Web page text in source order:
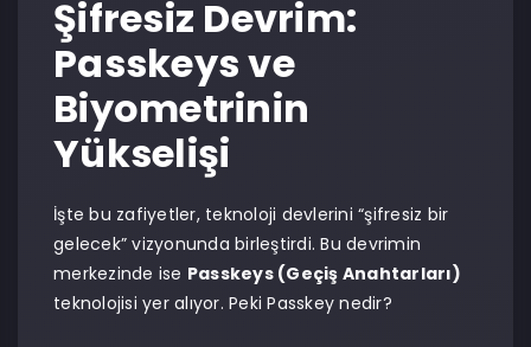
Şifresiz Devrim:
Passkeys ve
Biyometrinin
Yükselişi
İşte bu zafiyetler, teknoloji devlerini “şifresiz bir
gelecek” vizyonunda birleştirdi. Bu devrimin
merkezinde ise Passkeys (Geçiş Anahtarları)
teknolojisi yer alıyor. Peki Passkey nedir?